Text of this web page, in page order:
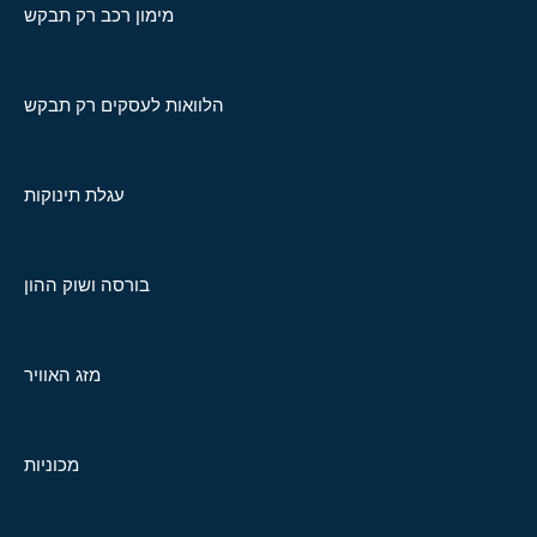
מימון רכב רק תבקש
הלוואות לעסקים רק תבקש
עגלת תינוקות
בורסה ושוק ההון
מזג האוויר
מכוניות